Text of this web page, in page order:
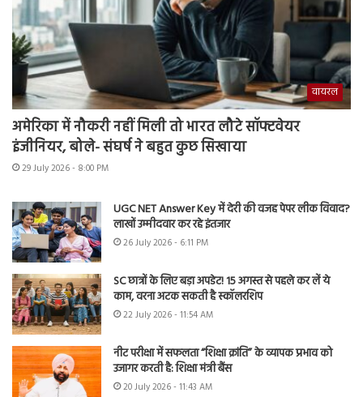
वायरल
अमेरिका में नौकरी नहीं मिली तो भारत लौटे सॉफ्टवेयर
इंजीनियर, बोले- संघर्ष ने बहुत कुछ सिखाया
29 July 2026 - 8:00 PM
UGC NET Answer Key में देरी की वजह पेपर लीक विवाद?
लाखों उम्मीदवार कर रहे इंतजार
26 July 2026 - 6:11 PM
SC छात्रों के लिए बड़ा अपडेट! 15 अगस्त से पहले कर लें ये
काम, वरना अटक सकती है स्कॉलरशिप
22 July 2026 - 11:54 AM
नीट परीक्षा में सफलता “शिक्षा क्रांति” के व्यापक प्रभाव को
उजागर करती है: शिक्षा मंत्री बैंस
20 July 2026 - 11:43 AM